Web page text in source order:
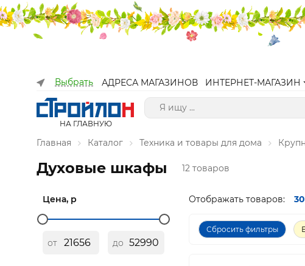
Выбрать АДРЕСА МАГАЗИНОВ ИНТЕРНЕТ-МАГАЗИН
НА ГЛАВНУЮ
Главная Каталог Техника и товары для дома
Духовые шкафы 12 товаров
Цена, р
от до
Отображать товаров: 30
Сбросить фильтры